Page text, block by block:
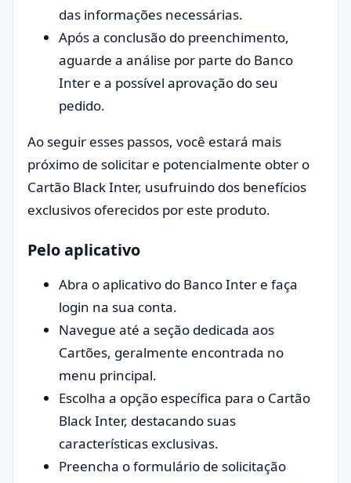
das informações necessárias.
Após a conclusão do preenchimento,
aguarde a análise por parte do Banco
Inter e a possível aprovação do seu
pedido.
Ao seguir esses passos, você estará mais
próximo de solicitar e potencialmente obter o
Cartão Black Inter, usufruindo dos benefícios
exclusivos oferecidos por este produto.
Pelo aplicativo
Abra o aplicativo do Banco Inter e faça
login na sua conta.
Navegue até a seção dedicada aos
Cartões, geralmente encontrada no
menu principal.
Escolha a opção específica para o Cartão
Black Inter, destacando suas
características exclusivas.
Preencha o formulário de solicitação